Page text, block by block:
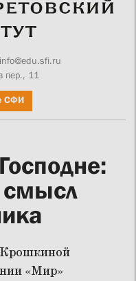
info@edu.sfi.ru
пер., 11
СФИ
смысл
«Мир»